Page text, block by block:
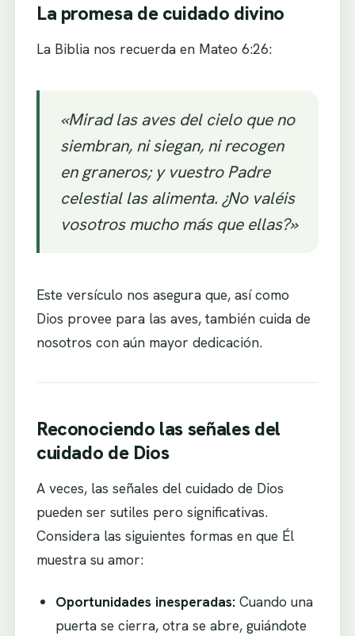
La promesa de cuidado divino
La Biblia nos recuerda en Mateo 6:26:
«Mirad las aves del cielo que no
siembran, ni siegan, ni recogen
en graneros; y vuestro Padre
celestial las alimenta. ¿No valéis
vosotros mucho más que ellas?»
Este versículo nos asegura que, así como
Dios provee para las aves, también cuida de
nosotros con aún mayor dedicación.
Reconociendo las señales del
cuidado de Dios
A veces, las señales del cuidado de Dios
pueden ser sutiles pero significativas.
Considera las siguientes formas en que Él
muestra su amor:
Oportunidades inesperadas: Cuando una
puerta se cierra, otra se abre, guiándote